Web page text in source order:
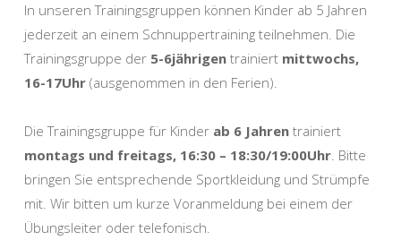
In unseren Trainingsgruppen können Kinder ab 5 Jahren
jederzeit an einem Schnuppertraining teilnehmen. Die
Trainingsgruppe der 5-6jährigen trainiert mittwochs,
16-17Uhr (ausgenommen in den Ferien).
Die Trainingsgruppe für Kinder ab 6 Jahren trainiert
montags und freitags, 16:30 – 18:30/19:00Uhr. Bitte
bringen Sie entsprechende Sportkleidung und Strümpfe
mit. Wir bitten um kurze Voranmeldung bei einem der
Übungsleiter oder telefonisch.